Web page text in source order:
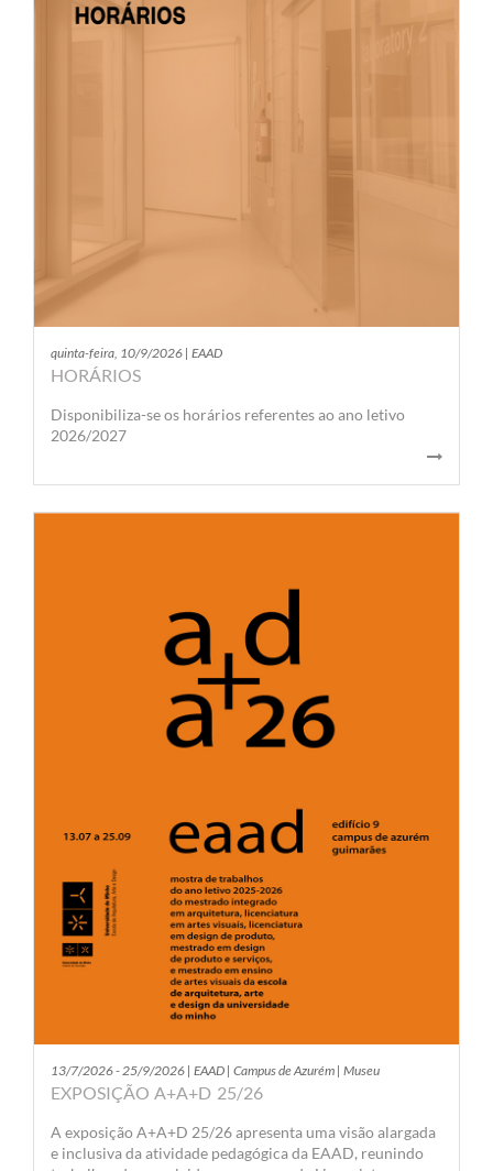
quinta-feira, 10/9/2026 | EAAD
HORÁRIOS
Disponibiliza-se os horários referentes ao ano letivo
2026/2027
13/7/2026 - 25/9/2026 | EAAD | Campus de Azurém | Museu
EXPOSIÇÃO A+A+D 25/26
A exposição A+A+D 25/26 apresenta uma visão alargada
e inclusiva da atividade pedagógica da EAAD, reunindo